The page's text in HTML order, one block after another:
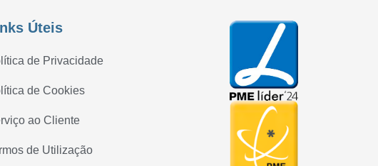
Úteis
de Privacidade
de Cookies
ao Cliente
de Utilização